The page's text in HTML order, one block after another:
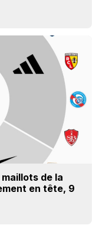
de la
en tête, 9